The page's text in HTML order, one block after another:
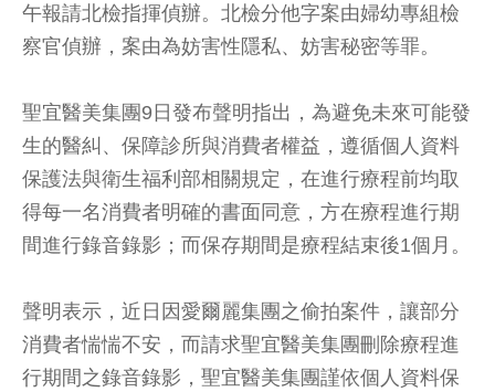
午報請北檢指揮偵辦。北檢分他字案由婦幼專組檢
察官偵辦，案由為妨害性隱私、妨害秘密等罪。
聖宜醫美集團9日發布聲明指出，為避免未來可能發
生的醫糾、保障診所與消費者權益，遵循個人資料
保護法與衛生福利部相關規定，在進行療程前均取
得每一名消費者明確的書面同意，方在療程進行期
間進行錄音錄影；而保存期間是療程結束後1個月。
聲明表示，近日因愛爾麗集團之偷拍案件，讓部分
消費者惴惴不安，而請求聖宜醫美集團刪除療程進
行期間之錄音錄影，聖宜醫美集團謹依個人資料保